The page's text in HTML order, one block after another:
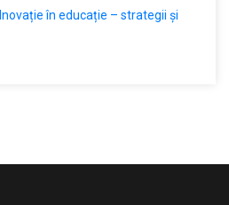
în educație – strategii și